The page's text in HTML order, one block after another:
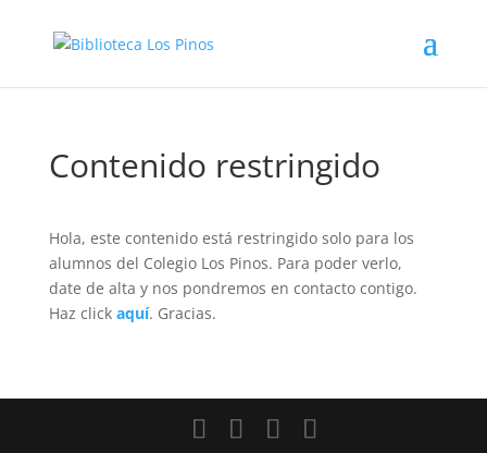
Contenido restringido
Hola, este contenido está restringido solo para los
alumnos del Colegio Los Pinos. Para poder verlo,
date de alta y nos pondremos en contacto contigo.
Haz click aquí. Gracias.